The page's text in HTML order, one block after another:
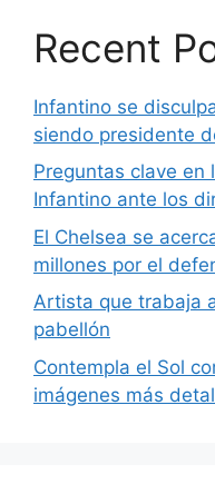
Recent
Infantino se
siendo presidente
Preguntas clave en
Infantino ante los
El Chelsea se
millones por el
Artista que trabaja
pabellón
Contempla el Sol
imágenes más